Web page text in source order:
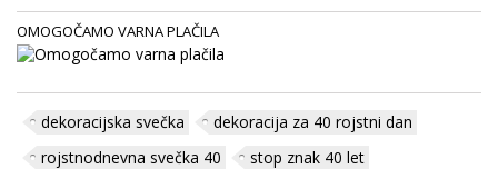
OMOGOČAMO VARNA PLAČILA
dekoracijska svečka
dekoracija za 40 rojstni dan
rojstnodnevna svečka 40
stop znak 40 let